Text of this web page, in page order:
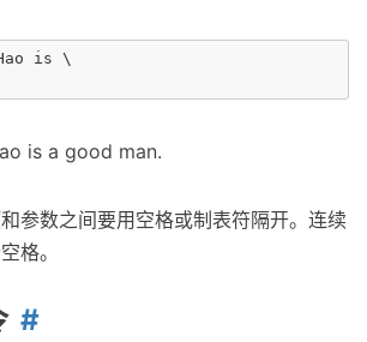
is \
is a good man.
参数之间要用空格或制表符隔开。连续
格。